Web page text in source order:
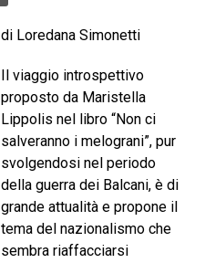
di Loredana Simonetti
Il viaggio introspettivo
proposto da Maristella
Lippolis nel libro “Non ci
salveranno i melograni”, pur
svolgendosi nel periodo
della guerra dei Balcani, è di
grande attualità e propone il
tema del nazionalismo che
sembra riaffacciarsi